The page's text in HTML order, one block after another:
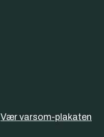
Vær varsom-plakaten